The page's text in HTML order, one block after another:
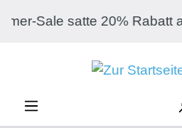
Zum Hauptinhalt springen
satte 20% Rabatt